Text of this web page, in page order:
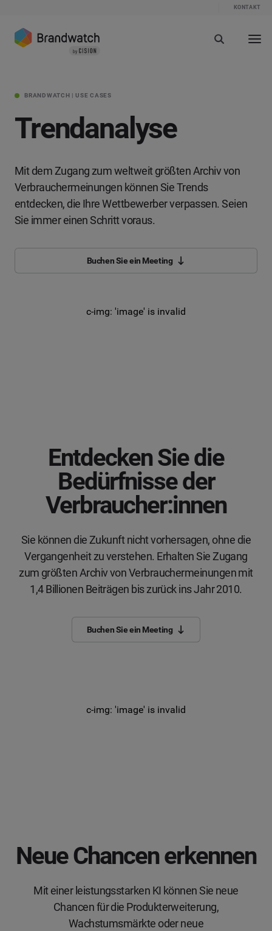
KONTAKT
BRANDWATCH | USE CASES
Trendanalyse
Mit dem Zugang zum weltweit größten Archiv von
Verbrauchermeinungen können Sie Trends
entdecken, die Ihre Wettbewerber verpassen. Seien
Sie immer einen Schritt voraus.
Buchen Sie ein Meeting
Entdecken Sie die
Bedürfnisse der
Verbraucher:innen
Sie können die Zukunft nicht vorhersagen, ohne die
Vergangenheit zu verstehen. Erhalten Sie Zugang
zum größten Archiv von Verbrauchermeinungen mit
1,4 Billionen Beiträgen bis zurück ins Jahr 2010.
Buchen Sie ein Meeting
c-img: 'image' is invalid
Neue Chancen erkennen
Mit einer leistungsstarken KI können Sie neue
Chancen für die Produkterweiterung,
Wachstumsmärkte oder neue
c-img: 'image' is invalid